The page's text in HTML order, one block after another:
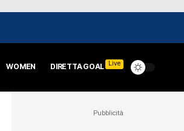
WOMEN DIRETTA GOAL Live
Pubblicità